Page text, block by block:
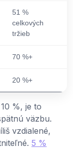
51 %
celkových
tržieb
70 %+
20 %+
%, je to
väzbu.
vzdialené,
5 %